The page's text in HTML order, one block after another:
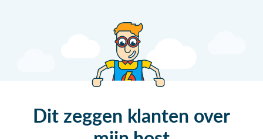
Dit zeggen klanten over